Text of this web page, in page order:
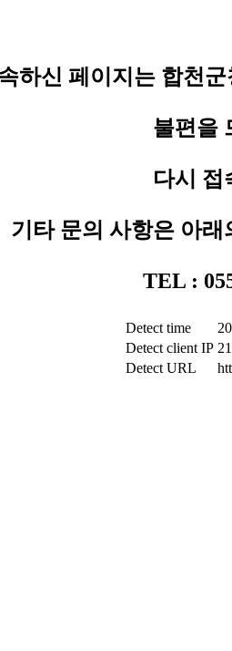
하신 페이지는 합천
불편을
다시 접
기타 문의 사항은 아
TEL :
Detect time
Detect client IP
Detect URL